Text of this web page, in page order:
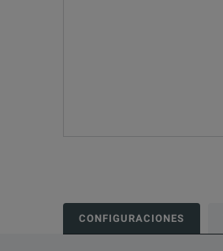
CONFIGURACIONES